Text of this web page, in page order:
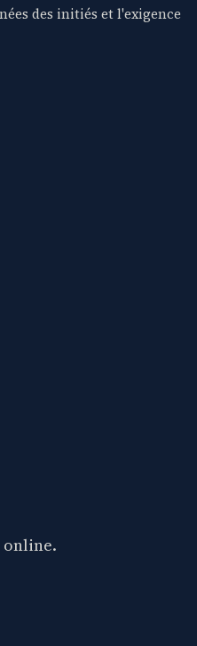
des initiés et l'exigence
online.